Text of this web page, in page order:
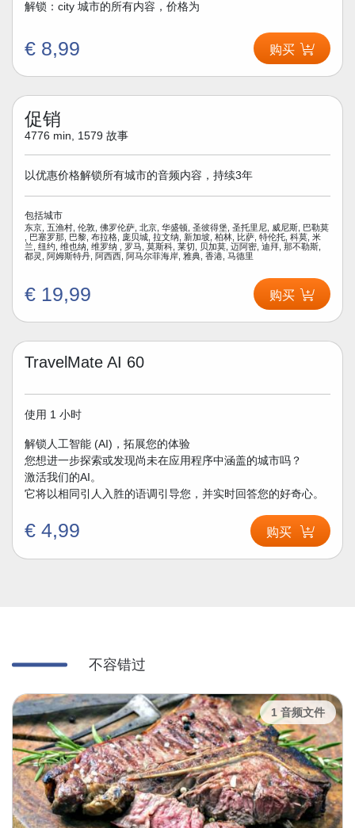
解锁：city 城市的所有内容，价格为
€ 8,99 购买
促销
4776 min, 1579 故事
以优惠价格解锁所有城市的音频内容，持续3年
包括城市
东京, 五渔村, 伦敦, 佛罗伦萨, 北京, 华盛顿, 圣彼得堡, 圣托里尼, 威尼斯, 巴勒莫
, 巴塞罗那, 巴黎, 布拉格, 庞贝城, 拉文纳, 新加坡, 柏林, 比萨, 特伦托, 科莫, 米
兰, 纽约, 维也纳, 维罗纳 , 罗马, 莫斯科, 莱切, 贝加莫, 迈阿密, 迪拜, 那不勒斯,
都灵, 阿姆斯特丹, 阿西西, 阿马尔菲海岸, 雅典, 香港, 马德里
€ 19,99 购买
TravelMate AI 60
使用 1 小时
解锁人工智能 (AI)，拓展您的体验
您想进一步探索或发现尚未在应用程序中涵盖的城市吗？
激活我们的AI。
它将以相同引人入胜的语调引导您，并实时回答您的好奇心。
€ 4,99 购买
不容错过
1 音频文件